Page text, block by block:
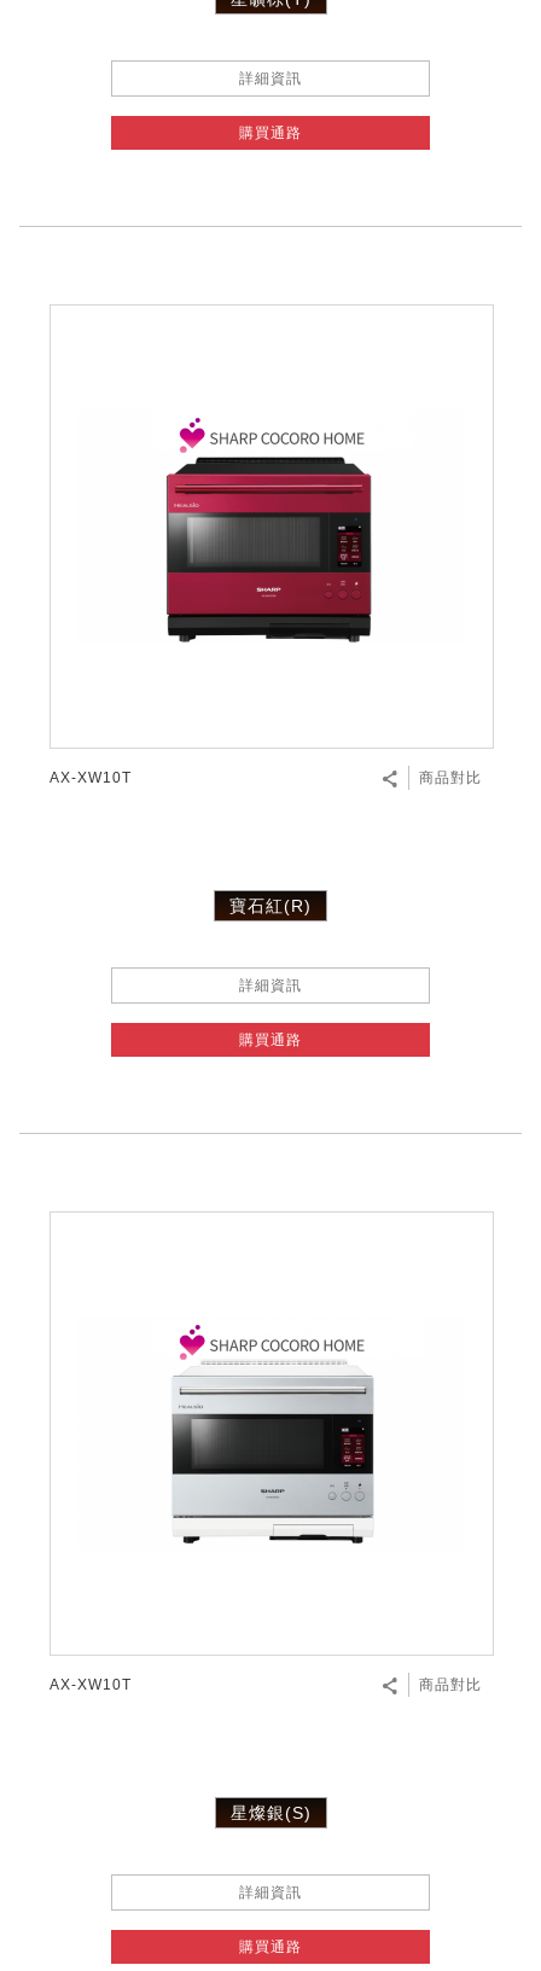
詳細資訊
購買通路
AX-XW10T 商品對比
寶石紅(R)
詳細資訊
購買通路
AX-XW10T 商品對比
星燦銀(S)
詳細資訊
購買通路